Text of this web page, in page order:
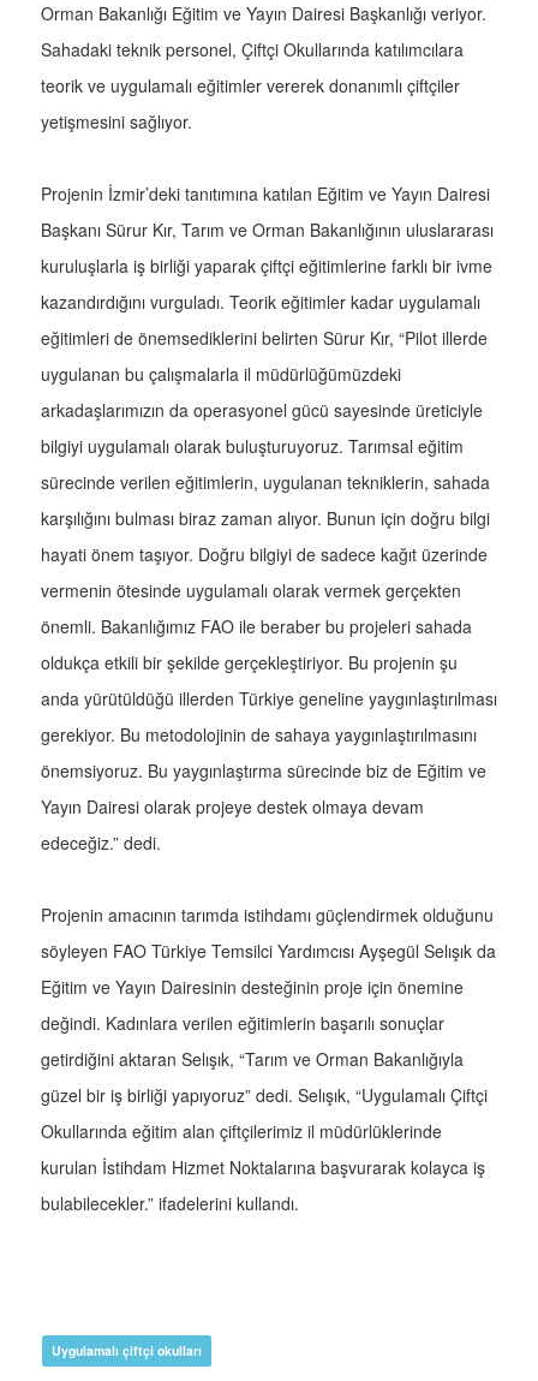
Orman Bakanlığı Eğitim ve Yayın Dairesi Başkanlığı veriyor.
Sahadaki teknik personel, Çiftçi Okullarında katılımcılara
teorik ve uygulamalı eğitimler vererek donanımlı çiftçiler
yetişmesini sağlıyor.
Projenin İzmir’deki tanıtımına katılan Eğitim ve Yayın Dairesi
Başkanı Sürur Kır, Tarım ve Orman Bakanlığının uluslararası
kuruluşlarla iş birliği yaparak çiftçi eğitimlerine farklı bir ivme
kazandırdığını vurguladı. Teorik eğitimler kadar uygulamalı
eğitimleri de önemsediklerini belirten Sürur Kır, “Pilot illerde
uygulanan bu çalışmalarla il müdürlüğümüzdeki
arkadaşlarımızın da operasyonel gücü sayesinde üreticiyle
bilgiyi uygulamalı olarak buluşturuyoruz. Tarımsal eğitim
sürecinde verilen eğitimlerin, uygulanan tekniklerin, sahada
karşılığını bulması biraz zaman alıyor. Bunun için doğru bilgi
hayati önem taşıyor. Doğru bilgiyi de sadece kağıt üzerinde
vermenin ötesinde uygulamalı olarak vermek gerçekten
önemli. Bakanlığımız FAO ile beraber bu projeleri sahada
oldukça etkili bir şekilde gerçekleştiriyor. Bu projenin şu
anda yürütüldüğü illerden Türkiye geneline yaygınlaştırılması
gerekiyor. Bu metodolojinin de sahaya yaygınlaştırılmasını
önemsiyoruz. Bu yaygınlaştırma sürecinde biz de Eğitim ve
Yayın Dairesi olarak projeye destek olmaya devam
edeceğiz.” dedi.
Projenin amacının tarımda istihdamı güçlendirmek olduğunu
söyleyen FAO Türkiye Temsilci Yardımcısı Ayşegül Selışık da
Eğitim ve Yayın Dairesinin desteğinin proje için önemine
değindi. Kadınlara verilen eğitimlerin başarılı sonuçlar
getirdiğini aktaran Selışık, “Tarım ve Orman Bakanlığıyla
güzel bir iş birliği yapıyoruz” dedi. Selışık, “Uygulamalı Çiftçi
Okullarında eğitim alan çiftçilerimiz il müdürlüklerinde
kurulan İstihdam Hizmet Noktalarına başvurarak kolayca iş
bulabilecekler.” ifadelerini kullandı.
Uygulamalı çiftçi okulları